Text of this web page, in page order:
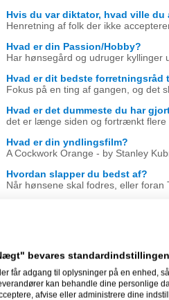
Hvis du var diktator, hvad ville du
Henretning af folk der ikke
Hvad er din Passion/Hobby?
Har hønsegård og udruger kyllinger
Hvad er dit bedste
Fokus på en ting af gangen, og det
Hvad er det dummeste du har
det er længe siden og fortrænkt flere
Hvad er din yndlingsfilm?
A Cockwork Orange - by Stanley
Hvordan slapper du bedst af?
Når hønsene skal fodres, eller foran
Skrabet en del unødvendige
produktion og udvikling af Web Tv
Nyheder
bevares
får adgang til oplysninger på en enhed,
kan behandle dine personlige
afvise eller administrere dine